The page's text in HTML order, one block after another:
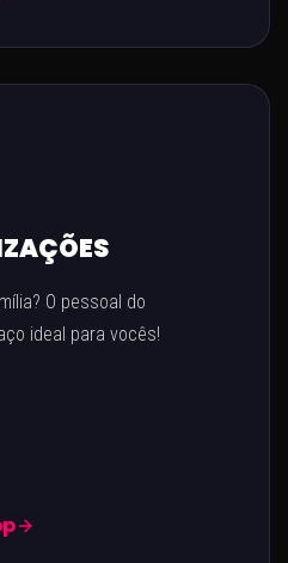
O pessoal do
ideal para vocês!